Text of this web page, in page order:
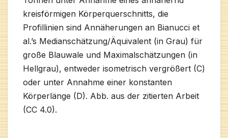
kreisförmigen Körperquerschnitts, die
Profillinien sind Annäherungen an Bianucci et
al.’s Medianschätzung/Äquivalent (in Grau) für
große Blauwale und Maximalschätzungen (in
Hellgrau), entweder isometrisch vergrößert (C)
oder unter Annahme einer konstanten
Körperlänge (D). Abb. aus der zitierten Arbeit
(CC 4.0).